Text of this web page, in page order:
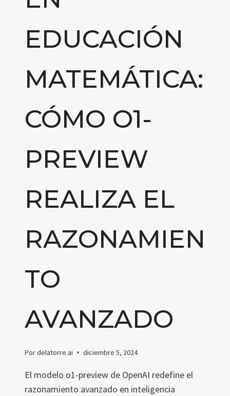
EDUCACIÓN
MATEMÁTICA:
CÓMO O1-
PREVIEW
REALIZA EL
RAZONAMIEN
TO
AVANZADO
Pordelatorre.ai diciembre 5, 2024
El modelo o1-preview de OpenAI redefine el
razonamiento avanzado en inteligencia